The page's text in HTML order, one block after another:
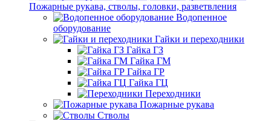
Пожарные рукава, стволы, головки, разветвления
Водопенное
оборудование
Гайки и переходники
Гайка ГЗ
Гайка ГМ
Гайка ГР
Гайка ГЦ
Переходники
Пожарные рукава
Стволы